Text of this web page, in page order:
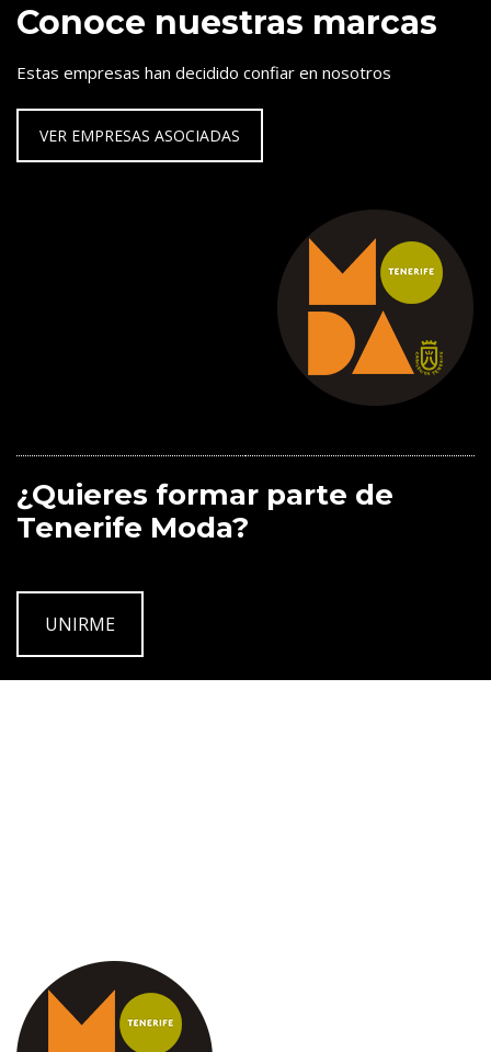
Conoce nuestras marcas
Estas empresas han decidido confiar en nosotros
VER EMPRESAS ASOCIADAS
¿Quieres formar parte de
Tenerife Moda?
UNIRME